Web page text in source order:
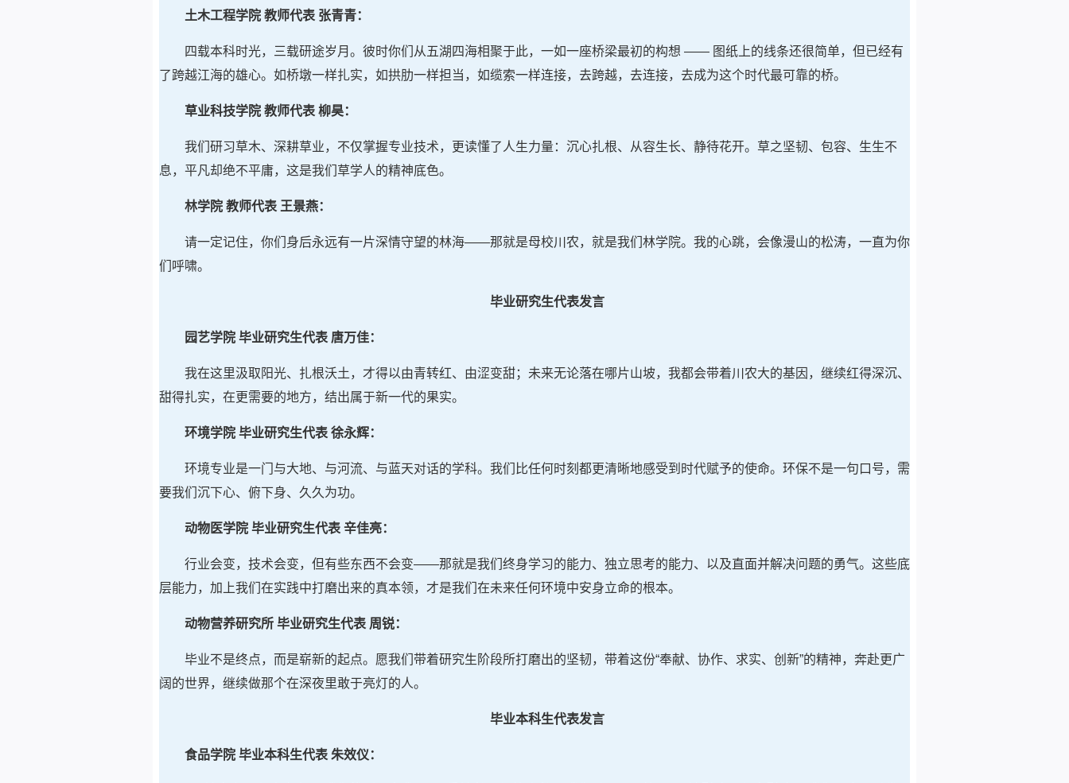
土木工程学院 教师代表 张青青：
四载本科时光，三载研途岁月。彼时你们从五湖四海相聚于此，一如一座桥梁最初的构想 —— 图纸上的线条还很简单，但已经有
了跨越江海的雄心。如桥墩一样扎实，如拱肋一样担当，如缆索一样连接，去跨越，去连接，去成为这个时代最可靠的桥。
草业科技学院 教师代表 柳昊：
我们研习草木、深耕草业，不仅掌握专业技术，更读懂了人生力量：沉心扎根、从容生长、静待花开。草之坚韧、包容、生生不
息，平凡却绝不平庸，这是我们草学人的精神底色。
林学院 教师代表 王景燕：
请一定记住，你们身后永远有一片深情守望的林海——那就是母校川农，就是我们林学院。我的心跳，会像漫山的松涛，一直为你
们呼啸。
毕业研究生代表发言
园艺学院 毕业研究生代表 唐万佳：
我在这里汲取阳光、扎根沃土，才得以由青转红、由涩变甜；未来无论落在哪片山坡，我都会带着川农大的基因，继续红得深沉、
甜得扎实，在更需要的地方，结出属于新一代的果实。
环境学院 毕业研究生代表 徐永辉：
环境专业是一门与大地、与河流、与蓝天对话的学科。我们比任何时刻都更清晰地感受到时代赋予的使命。环保不是一句口号，需
要我们沉下心、俯下身、久久为功。
动物医学院 毕业研究生代表 辛佳亮：
行业会变，技术会变，但有些东西不会变——那就是我们终身学习的能力、独立思考的能力、以及直面并解决问题的勇气。这些底
层能力，加上我们在实践中打磨出来的真本领，才是我们在未来任何环境中安身立命的根本。
动物营养研究所 毕业研究生代表 周锐：
毕业不是终点，而是崭新的起点。愿我们带着研究生阶段所打磨出的坚韧，带着这份“奉献、协作、求实、创新”的精神，奔赴更广
阔的世界，继续做那个在深夜里敢于亮灯的人。
毕业本科生代表发言
食品学院 毕业本科生代表 朱效仪：